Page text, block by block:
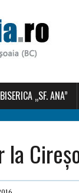
BISERICA „SF. ANA”
la